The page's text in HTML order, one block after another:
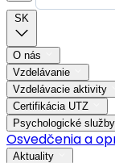
SK
O nás
Vzdelávanie
Vzdelávacie aktivity
Certifikácia UTZ
Psychologické služby
Osvedčenia a
Aktuality